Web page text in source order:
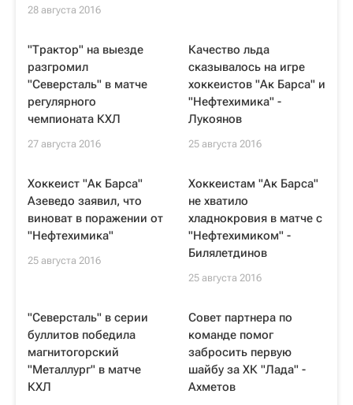
28 августа 2016
"Трактор" на выезде
разгромил
"Северсталь" в матче
регулярного
чемпионата КХЛ
27 августа 2016
Качество льда
сказывалось на игре
хоккеистов "Ак Барса" и
"Нефтехимика" -
Лукоянов
25 августа 2016
Хоккеист "Ак Барса"
Азеведо заявил, что
виноват в поражении от
"Нефтехимика"
25 августа 2016
Хоккеистам "Ак Барса"
не хватило
хладнокровия в матче с
"Нефтехимиком" -
Билялетдинов
25 августа 2016
"Северсталь" в серии
буллитов победила
магнитогорский
"Металлург" в матче
КХЛ
Совет партнера по
команде помог
забросить первую
шайбу за ХК "Лада" -
Ахметов